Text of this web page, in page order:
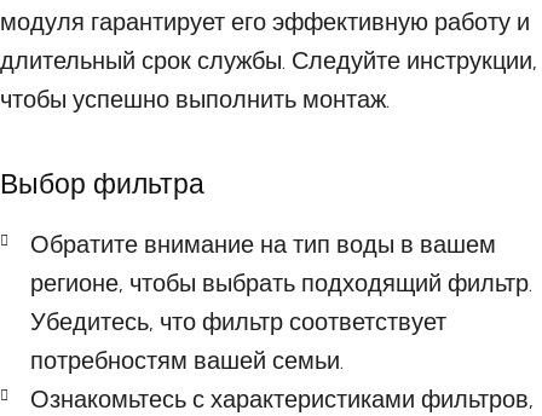
модуля гарантирует его эффективную работу и
длительный срок службы. Следуйте инструкции,
чтобы успешно выполнить монтаж.
Выбор фильтра
Обратите внимание на тип воды в вашем
регионе, чтобы выбрать подходящий фильтр.
Убедитесь, что фильтр соответствует
потребностям вашей семьи.
Ознакомьтесь с характеристиками фильтров,